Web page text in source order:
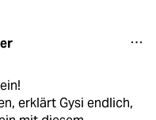
erklärt Gysi endlich,